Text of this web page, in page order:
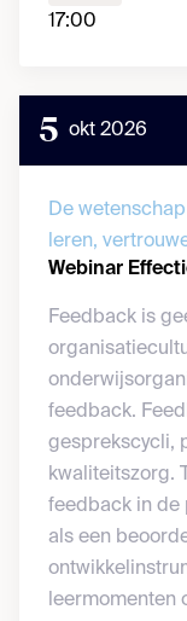
17:00
5 okt 2026
De
leren,
Webinar
Feedback is
feedback.
gesprekscycli,
kwaliteitszorg.
feedback in de
als een
leermomenten